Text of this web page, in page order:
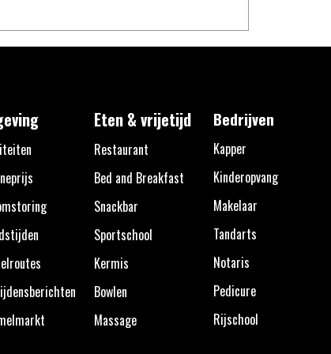
Eten & vrijetijd
Restaurant
Bed and Breakfast
Snackbar
Sportschool
Kermis
Bowlen
Massage
Bedrijven
Kapper
Kinderopvang
Makelaar
Tandarts
Notaris
Pedicure
Rijschool